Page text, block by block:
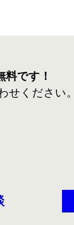
料です！
せください。